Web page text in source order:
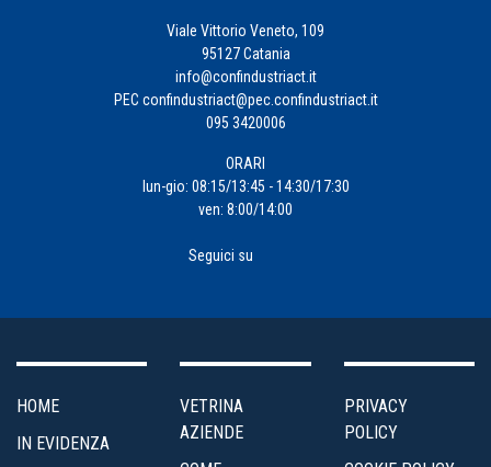
Viale Vittorio Veneto, 109
95127 Catania
info@confindustriact.it
PEC confindustriact@pec.confindustriact.it
095 3420006
ORARI
lun-gio: 08:15/13:45 - 14:30/17:30
ven: 8:00/14:00
Seguici su
HOME
IN EVIDENZA
VETRINA
AZIENDE
PRIVACY
POLICY